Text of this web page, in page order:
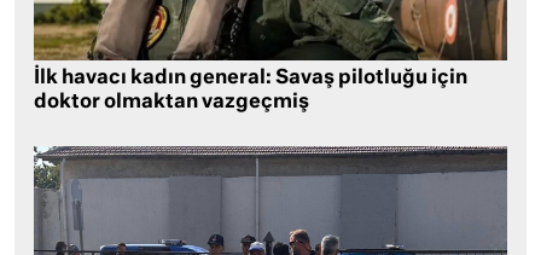
İlk havacı kadın general: Savaş pilotluğu için
doktor olmaktan vazgeçmiş